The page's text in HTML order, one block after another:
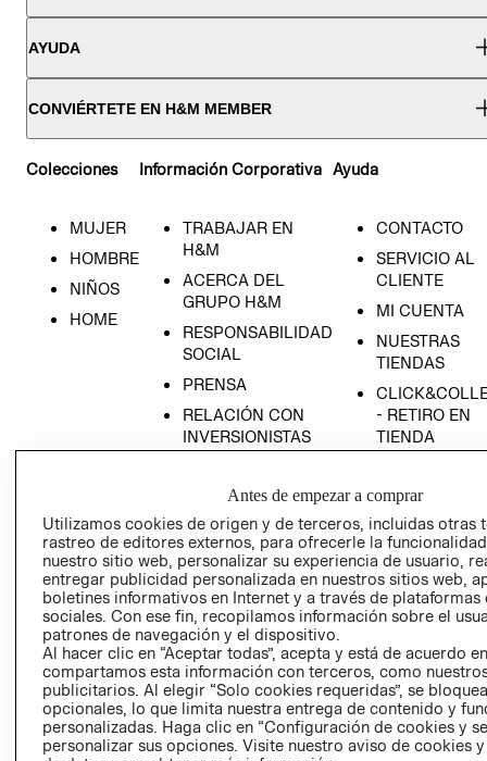
AYUDA
CONVIÉRTETE EN H&M MEMBER
Colecciones
MUJER
HOMBRE
NIÑOS
HOME
Información Corporativa
TRABAJAR EN
H&M
ACERCA DEL
GRUPO H&M
RESPONSABILIDAD
SOCIAL
PRENSA
RELACIÓN CON
INVERSIONISTAS
EMPRESARIAL
Ayuda
CONTACTO
SERVICIO AL
CLIENTE
MI CUENTA
NUESTRAS
TIENDAS
- RETIRO EN
TIENDA
CONDICIONES
AVISO DE
PRIVACIDAD
GIFT CARD
AVISO DE
COOKIES
Antes de empezar a comprar
Utilizamos cookies de origen y de terceros, incluidas otras
rastreo de editores externos, para ofrecerle la
nuestro sitio web, personalizar su experiencia de usuario,
entregar publicidad personalizada en nuestros sitios web,
boletines informativos en Internet y a través de plataformas
sociales. Con ese fin, recopilamos información sobre el
patrones de navegación y el dispositivo.
Al hacer clic en “Aceptar todas”, acepta y está de acuerdo
compartamos esta información con terceros, como
publicitarios. Al elegir “Solo cookies requeridas”, se
opcionales, lo que limita nuestra entrega de contenido y
personalizadas. Haga clic en “Configuración de cookies y
personalizar sus opciones. Visite nuestro aviso de cookies